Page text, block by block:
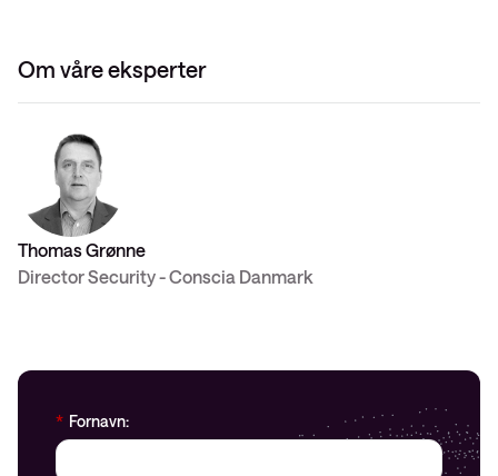
Om våre eksperter
Thomas Grønne
Director Security - Conscia Danmark
* Fornavn: